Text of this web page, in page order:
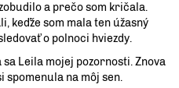
a prečo som kričala.
keďže som mala ten úžasný
o polnoci hviezdy.
sa Leila mojej pozornosti. Znova
spomenula na môj sen.